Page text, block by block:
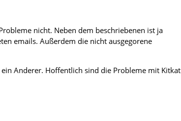
nicht. Neben dem beschriebenen ist ja
emails. Außerdem die nicht ausgegorene
Anderer. Hoffentlich sind die Probleme mit Kitkat